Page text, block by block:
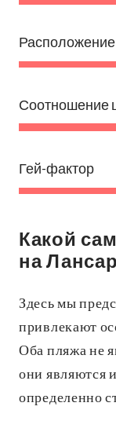
Расположение
Соотношение
Гей-фактор
Какой
на
Здесь мы
привлекают
Оба пляжа не
они являются
определенно